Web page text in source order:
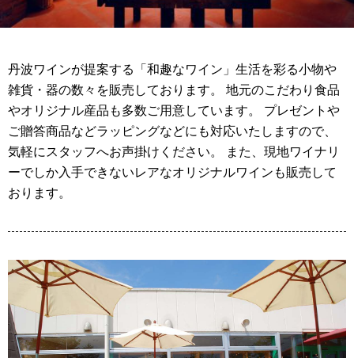
丹波ワインが提案する「和趣なワイン」生活を彩る小物や
雑貨・器の数々を販売しております。 地元のこだわり食品
やオリジナル産品も多数ご用意しています。 プレゼントや
ご贈答商品などラッピングなどにも対応いたしますので、
気軽にスタッフへお声掛けください。 また、現地ワイナリ
ーでしか入手できないレアなオリジナルワインも販売して
おります。